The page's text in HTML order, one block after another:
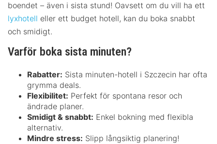
boendet – även i sista stund! Oavsett om du vill ha ett
lyxhotell eller ett budget hotell, kan du boka snabbt
och smidigt.
Varför boka sista minuten?
Rabatter: Sista minuten-hotell i Szczecin har ofta
grymma deals.
Flexibilitet: Perfekt för spontana resor och
ändrade planer.
Smidigt & snabbt: Enkel bokning med flexibla
alternativ.
Mindre stress: Slipp långsiktig planering!